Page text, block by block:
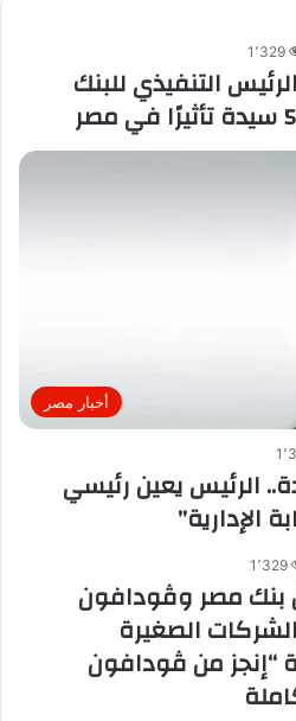
1٬329
التنفيذي للبنك
أخبار مصر
الرئيس يعين رئيسي
الإدارية”
1٬329
بنك مصر وڤودافون
الصغيرة
“إنجز من ڤودافون